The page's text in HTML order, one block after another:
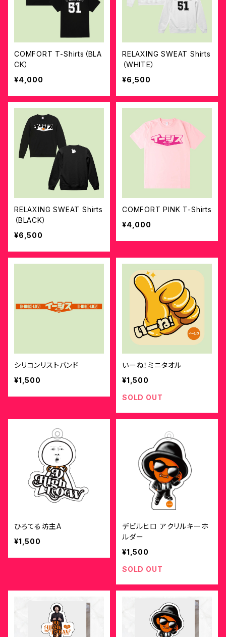
COMFORT T-Shirts（BLA
CK）
¥4,000
RELAXING SWEAT Shirts
（WHITE）
¥6,500
RELAXING SWEAT Shirts
（BLACK）
¥6,500
COMFORT PINK T-Shirts
¥4,000
シリコンリストバンド
¥1,500
いーね！ミニタオル
¥1,500
SOLD OUT
ひろてる坊主A
¥1,500
デビルヒロ アクリルキーホ
ルダー
¥1,500
SOLD OUT